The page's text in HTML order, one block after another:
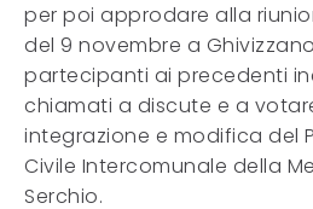
per poi approdare alla
del 9 novembre a
partecipanti ai precedenti
chiamati a discute e a
integrazione e modifica del
Civile Intercomunale della
Serchio.